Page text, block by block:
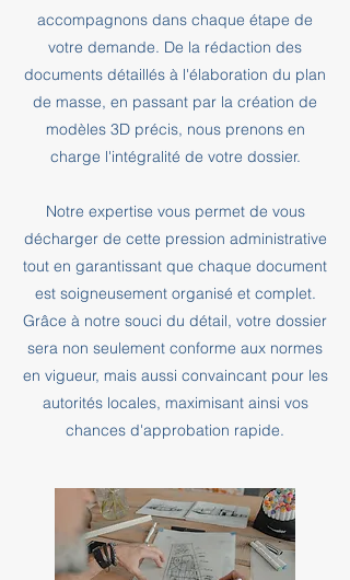
accompagnons dans chaque étape de
votre demande. De la rédaction des
documents détaillés à l'élaboration du plan
de masse, en passant par la création de
modèles 3D précis, nous prenons en
charge l'intégralité de votre dossier.
Notre expertise vous permet de vous
décharger de cette pression administrative
tout en garantissant que chaque document
est soigneusement organisé et complet.
Grâce à notre souci du détail, votre dossier
sera non seulement conforme aux normes
en vigueur, mais aussi convaincant pour les
autorités locales, maximisant ainsi vos
chances d'approbation rapide.